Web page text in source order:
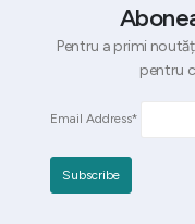
Pentru a primi
pentru
Email Address*